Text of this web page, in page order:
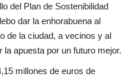
del Plan de Sostenibilidad
dar la enhorabuena al
de la ciudad, a vecinos y al
apuesta por un futuro mejor.
millones de euros de